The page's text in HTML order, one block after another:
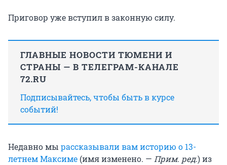
Приговор уже вступил в законную силу.
ГЛАВНЫЕ НОВОСТИ ТЮМЕНИ И
СТРАНЫ — В ТЕЛЕГРАМ-КАНАЛЕ
72.RU
Подписывайтесь, чтобы быть в курсе
событий!
Недавно мы рассказывали вам историю о 13-
летнем Максиме (имя изменено. — Прим. ред.) из